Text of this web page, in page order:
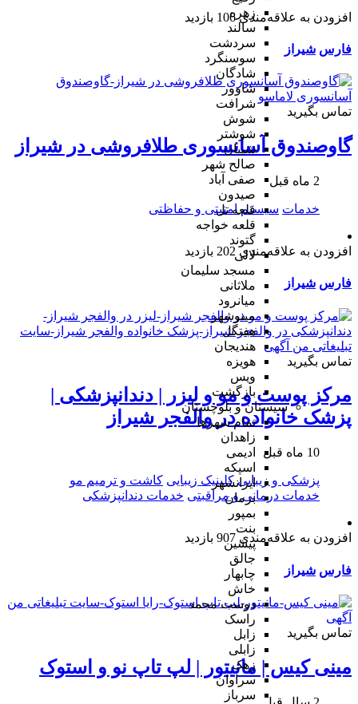
زهره
سالند
سردشت
سوسنگرد
شادگان
شاوور
شرافت
شوش
شوشتر
شیبان
صالح شهر
صفی آباد
صیدون
قلعه تل
قلعه خواجه
گتوند
لالی
مسجد سلیمان
ملاثانی
میانرود
مینوشهر
هفتگل
هندیجان
هویزه
ویس
بازگشت
سیستان و بلوچستان
تمام شهر‌ها
زاهدان
ادیمی
اسپکه
ایرانشهر
بزمان
بمپور
بنت
پیشین
جالق
چابهار
خاش
دوست محمد
راسک
زابل
زابلی
زهک
سراوان
سرباز
افزودن به علاقه‌مندی 106 بازدید
فارس شیراز
تماس بگیرید
گاوصندوق آسانسوری طلافروشی در شیراز
2 ماه قبل
خدمات سیستم امنیتی و حفاظتی
افزودن به علاقه‌مندی 202 بازدید
فارس شیراز
تماس بگیرید
مرکز پوست و مو و لیزر | دندانپزشکی |
پزشک خانواده در والفجر شیراز
10 ماه قبل
پزشکی و زیبایی کلینیک زیبایی کاشت و ترمیم مو
خدمات درمانی و مراقبتی خدمات دندانپزشکی
افزودن به علاقه‌مندی 907 بازدید
فارس شیراز
تماس بگیرید
مینی کیس | مانیتور | لپ تاپ نو و استوک